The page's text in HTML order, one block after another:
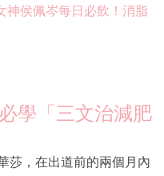
神侯佩岑每日必飲！消脂
學「三文治減肥
莎，在出道前的兩個月內